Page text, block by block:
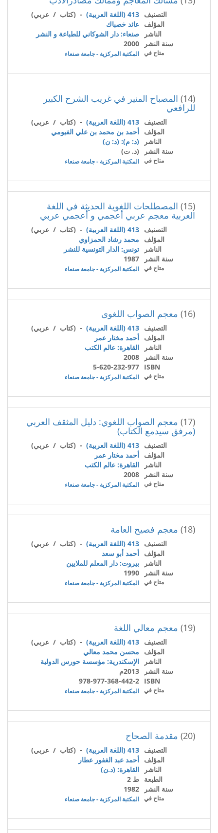
التصنيف 413 (اللغة العربية)
- (كتاب / عربي)
المؤلف عائد خصباك
الناشر
صنعاء: دار الشوكاني للطباعة و النشر
سنة النشر
2000
متاح في المكتبة المركزية - جامعة صنعاء
(14) المصباح المنير في غريب الشرح الكبير
للرافعي
التصنيف 413 (اللغة العربية)
- (كتاب / عربي)
المؤلف أحمد بن محمد بن علي الفيومي
الناشر
(د: م): (د: ن)
سنة النشر
(د. ت)
متاح في المكتبة المركزية - جامعة صنعاء
(15) المصطلحات اللغوية الحديثة في اللغة
العربية معجم عربي أعجمي و أعجمي عربي
التصنيف 413 (اللغة العربية)
- (كتاب / عربي)
المؤلف
محمد رشاد الحمزاوي
الناشر
تونس: الدار التونسية للنشر
سنة النشر
1987
متاح في المكتبة المركزية - جامعة صنعاء
(16) معجم الصواب اللغوى
التصنيف 413 (اللغة العربية)
- (كتاب / عربي)
المؤلف أحمد مختار عمر
الناشر
القاهرة: عالم الكتب
سنة النشر
2008
ISBN
5-620-232-977
متاح في المكتبة المركزية - جامعة صنعاء
(17) معجم الصواب اللغوي: دليل المثقف العربي
(مرفق سيدمع الكتاب)
التصنيف 413 (اللغة العربية)
- (كتاب / عربي)
المؤلف أحمد مختار عمر
الناشر
القاهرة: عالم الكتب
سنة النشر
2008
متاح في المكتبة المركزية - جامعة صنعاء
(18) معجم فصيح العامة
التصنيف 413 (اللغة العربية)
- (كتاب / عربي)
المؤلف أحمد أبو سعد
الناشر
بيروت: دار المعلم للملايين
سنة النشر
1990
متاح في المكتبة المركزية - جامعة صنعاء
(19) معجم معالي اللغة
التصنيف 413 (اللغة العربية)
- (كتاب / عربي)
المؤلف
محسن محمد معالي
الناشر
الإسكندرية: مؤسسة حورس الدولية
سنة النشر
2013م
ISBN
978-977-368-442-2
متاح في المكتبة المركزية - جامعة صنعاء
(20) مقدمة الصحاح
التصنيف 413 (اللغة العربية)
- (كتاب / عربي)
المؤلف أحمد عبد الغفور عطار
الناشر
القاهرة: (د.ن)
الطبعة ط 2
سنة النشر
1982
متاح في المكتبة المركزية - جامعة صنعاء